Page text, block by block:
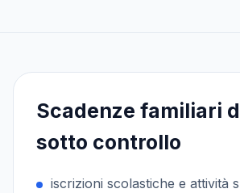
Scadenze familiari
sotto controllo
iscrizioni scolastiche e attività